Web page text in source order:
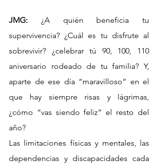
JMG: ¿A quién beneficia tu
supervivencia? ¿Cuál es tu disfrute al
sobrevivir? ¿celebrar tú 90, 100, 110
aniversario rodeado de tu familia? Y,
aparte de ese día “maravilloso” en el
que hay siempre risas y lágrimas,
¿cómo “vas siendo feliz” el resto del
año?
Las limitaciones físicas y mentales, las
dependencias y discapacidades cada